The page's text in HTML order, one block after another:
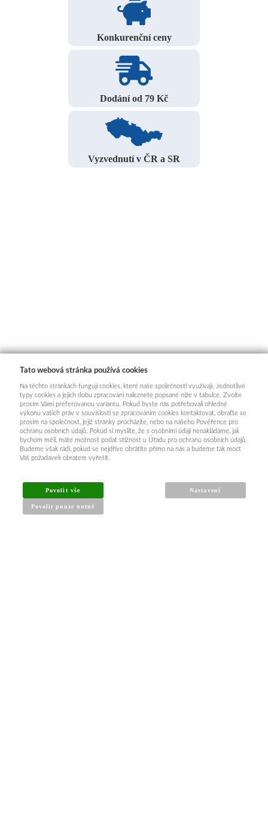
Konkurenční ceny
Dodání od 79 Kč
Vyzvednutí v ČR a SR
Tato webová stránka používá cookies
Na těchto stránkách fungují cookies, které naše společnosti využívají. Jednotlivé
typy cookies a jejich dobu zpracování naleznete popsané níže v tabulce. Zvolte
prosím Vámi preferovanou variantu. Pokud byste nás potřebovali ohledně
výkonu vašich práv v souvislosti se zpracováním cookies kontaktovat, obraťte se
prosím na společnost, jejíž stránky procházíte, nebo na našeho Pověřence pro
ochranu osobních údajů. Pokud si myslíte, že s osobními údaji nenakládáme, jak
bychom měli, máte možnost podat stížnost u Úřadu pro ochranu osobních údajů.
Budeme však rádi, pokud se nejdříve obrátíte přímo na nás a budeme tak moct
Váš požadavek obratem vyřešit.
Povolit vše
Povolit pouze nutné
Nastavení